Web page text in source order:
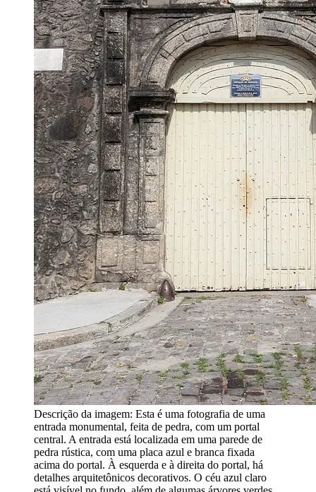
Descrição da imagem: Esta é uma fotografia de uma
entrada monumental, feita de pedra, com um portal
central. A entrada está localizada em uma parede de
pedra rústica, com uma placa azul e branca fixada
acima do portal. À esquerda e à direita do portal, há
detalhes arquitetônicos decorativos. O céu azul claro